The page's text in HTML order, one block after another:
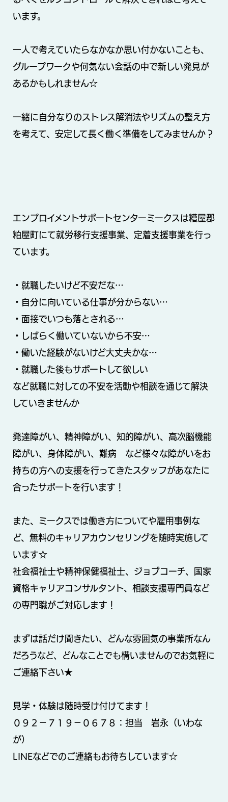
います。
一人で考えていたらなかなか思い付かないことも、
グループワークや何気ない会話の中で新しい発見が
あるかもしれません☆
一緒に自分なりのストレス解消法やリズムの整え方
を考えて、安定して長く働く準備をしてみませんか？
エンプロイメントサポートセンターミークスは糟屋郡
粕屋町にて就労移行支援事業、定着支援事業を行っ
ています。
・就職したいけど不安だな…
・自分に向いている仕事が分からない…
・面接でいつも落とされる…
・しばらく働いていないから不安…
・働いた経験がないけど大丈夫かな…
・就職した後もサポートして欲しい
など就職に対しての不安を活動や相談を通じて解決
していきませんか
発達障がい、精神障がい、知的障がい、高次脳機能
障がい、身体障がい、難病 など様々な障がいをお
持ちの方への支援を行ってきたスタッフがあなたに
合ったサポートを行います！
また、ミークスでは働き方についてや雇用事例な
ど、無料のキャリアカウンセリングを随時実施して
います☆
社会福祉士や精神保健福祉士、ジョブコーチ、国家
資格キャリアコンサルタント、相談支援専門員など
の専門職がご対応します！
まずは話だけ聞きたい、どんな雰囲気の事業所なん
だろうなど、どんなことでも構いませんのでお気軽に
ご連絡下さい★
見学・体験は随時受け付けてます！
０９２−７１９−０６７８：担当 岩永（いわな
が）
LINEなどでのご連絡もお待ちしています☆